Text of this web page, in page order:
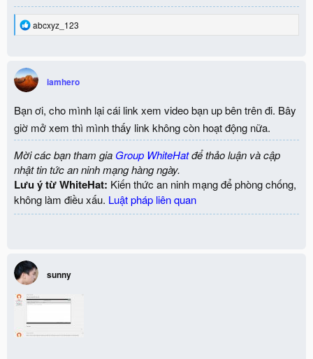
R
t
i
o
s
:
abcxyz_123
iamhero
Bạn ơi, cho mình lại cái link xem video bạn up bên trên đi. Bây
giờ mở xem thì mình thấy link không còn hoạt động nữa.
Mời các bạn tham gia Group WhiteHatđể thảo luận và cập
nhật tin tức an ninh mạng hàng ngày.
Lưu ý từ WhiteHat: Kiến thức an ninh mạng để phòng chống,
không làm điều xấu. Luật pháp liên quan
sunny